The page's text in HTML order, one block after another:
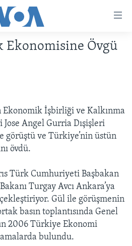
Ekonomisine Övgü
Ekonomik İşbirliği ve Kalkınma
Angel Gurria Dışişleri
görüştü ve Türkiye’nin üstün
övdü.
Türk Cumhuriyeti Başbakan
Turgay Avcı Ankara’ya
Gül ile görüşmenin
basın toplantısında Genel
2006 Türkiye Ekonomi
bulundu.